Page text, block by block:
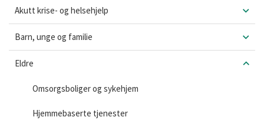
Akutt krise- og helsehjelp
Barn, unge og familie
Eldre
Omsorgsboliger og sykehjem
Hjemmebaserte tjenester